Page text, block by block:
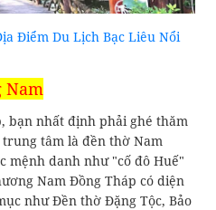
Điểm Du Lịch Bạc Liêu Nổi
Nam
bạn nhất định phải ghé thăm
tâm là đền thờ Nam
mệnh danh như "cố đô Huế"
Nam Đồng Tháp có diện
như Đền thờ Đặng Tộc, Bảo